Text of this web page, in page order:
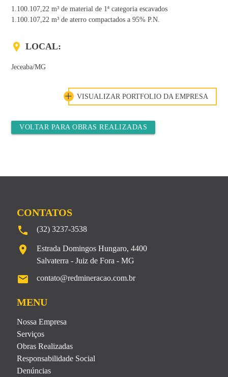
1.100.107,22 m³ de material de 1ª categoria escavados
1.100.107,22 m³ de aterro compactados a 95% P.N.
LOCAL:
Jeceaba/MG
VISUALIZAR PORTFOLIO DA EMPRESA
VOLTAR PARA OBRAS REALIZADAS
CONTATOS
local_phone (32) 3237-3538
location_on
Estrada Domingos Hungaro, 4400
Salvaterra - Juiz de Fora - MG
email contato@redmineracao.com.br
MENU
Nossa Empresa
Serviços
Obras Realizadas
Responsabilidade Social
Denúncias